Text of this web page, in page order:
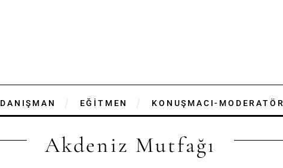
DANIŞMAN EĞİTMEN KONUŞMACI-MODERATÖR
Akdeniz Mutfağı